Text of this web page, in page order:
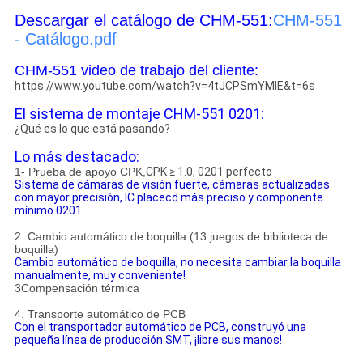
Descargar el catálogo de CHM-551:CHM-551
- Catálogo.pdf
CHM-551 video de trabajo del cliente:
https://www.youtube.com/watch?v=4tJCPSmYMIE&t=6s
El sistema de montaje CHM-551 0201:
¿Qué es lo que está pasando?
Lo más destacado:
1- Prueba de apoyo CPK,CPK ≥ 1.0, 0201 perfecto
Sistema de cámaras de visión fuerte, cámaras actualizadas
con mayor precisión, IC placecd más preciso y componente
mínimo 0201.
2. Cambio automático de boquilla (13 juegos de biblioteca de
boquilla)
Cambio automático de boquilla, no necesita cambiar la boquilla
manualmente, muy conveniente!
3Compensación térmica
4. Transporte automático de PCB
Con el transportador automático de PCB, construyó una
pequeña línea de producción SMT, ¡libre sus manos!